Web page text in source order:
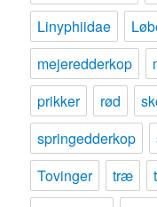
Linyphiidae
mejeredderkop
prikker
rød
springedderkop
Tovinger
træ